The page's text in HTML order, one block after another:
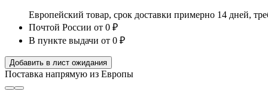
Европейский товар, срок доставки примерно 14 дней,
Почтой России от 0 ₽
В пункте выдачи от 0 ₽
Добавить в лист ожидания
Поставка напрямую из Европы